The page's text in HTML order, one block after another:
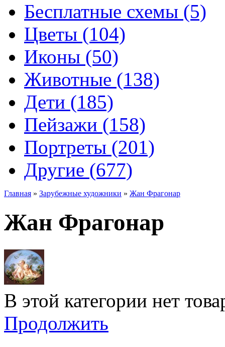
Бесплатные схемы (5)
Цветы (104)
Иконы (50)
Животные (138)
Дети (185)
Пейзажи (158)
Портреты (201)
Другие (677)
Главная » Зарубежные художники » Жан Фрагонар
Жан Фрагонар
В этой категории нет
Продолжить